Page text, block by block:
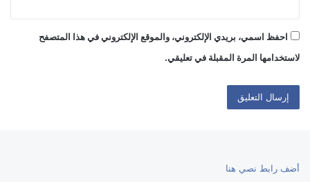
احفظ اسمي، بريدي الإلكتروني، والموقع الإلكتروني في هذا المتصفح
لاستخدامها المرة المقبلة في تعليقي.
أضف رابط نصي هنا